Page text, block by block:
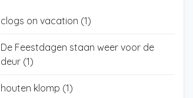
clogs on vacation (1)
De Feestdagen staan weer voor de
deur (1)
houten klomp (1)